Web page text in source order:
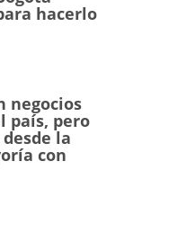
hacerlo
negocios
país, pero
la
con